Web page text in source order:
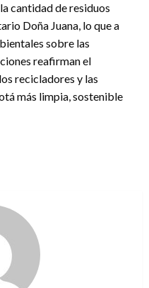
cantidad de residuos
Doña Juana, lo que a
sobre las
reafirman el
recicladores y las
más limpia, sostenible